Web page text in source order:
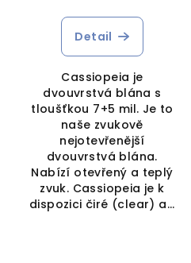
hodnocení
produktu
z
5
hvězdiček.
Detail
Cassiopeia je
dvouvrstvá blána s
tloušťkou 7+5 mil. Je to
naše zvukově
nejotevřenější
dvouvrstvá blána.
Nabízí otevřený a teplý
zvuk. Cassiopeia je k
dispozici čiré (clear) a...